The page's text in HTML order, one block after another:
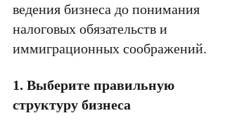
ведения бизнеса до понимания
налоговых обязательств и
иммиграционных соображений.
1. Выберите правильную
структуру бизнеса